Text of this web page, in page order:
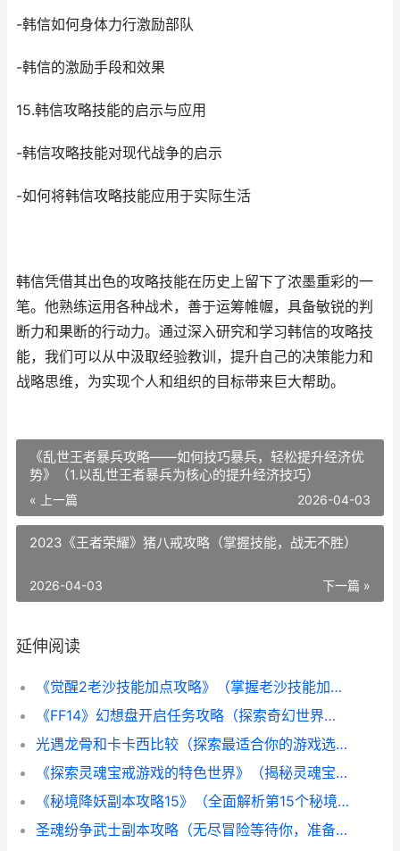
-韩信如何身体力行激励部队
-韩信的激励手段和效果
15.韩信攻略技能的启示与应用
-韩信攻略技能对现代战争的启示
-如何将韩信攻略技能应用于实际生活
韩信凭借其出色的攻略技能在历史上留下了浓墨重彩的一
笔。他熟练运用各种战术，善于运筹帷幄，具备敏锐的判
断力和果断的行动力。通过深入研究和学习韩信的攻略技
能，我们可以从中汲取经验教训，提升自己的决策能力和
战略思维，为实现个人和组织的目标带来巨大帮助。
《乱世王者暴兵攻略——如何技巧暴兵，轻松提升经济优
势》（1.以乱世王者暴兵为核心的提升经济技巧）
« 上一篇 2026-04-03
2023《王者荣耀》猪八戒攻略（掌握技能，战无不胜）
下一篇 »
2026-04-03
延伸阅读
《觉醒2老沙技能加点攻略》（掌握老沙技能加点方法，打造强力角色！）
《FF14》幻想盘开启任务攻略（探索奇幻世界，完成挑战任务，体验FF14精彩游戏）
光遇龙骨和卡卡西比较（探索最适合你的游戏选择）
《探索灵魂宝戒游戏的特色世界》（揭秘灵魂宝戒游戏独一无二的特点与乐趣）
《秘境降妖副本攻略15》（全面解析第15个秘境降妖副本，助您顺利通关！）
圣魂纷争武士副本攻略（无尽冒险等待你，准备好迎接挑战吧！）